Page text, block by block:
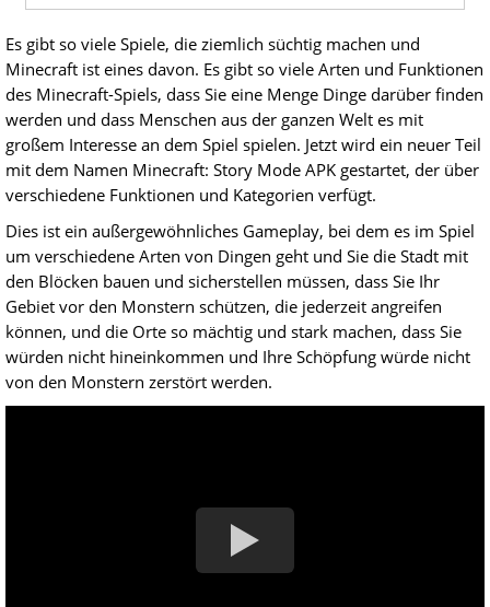
Es gibt so viele Spiele, die ziemlich süchtig machen und
Minecraft ist eines davon. Es gibt so viele Arten und Funktionen
des Minecraft-Spiels, dass Sie eine Menge Dinge darüber finden
werden und dass Menschen aus der ganzen Welt es mit
großem Interesse an dem Spiel spielen. Jetzt wird ein neuer Teil
mit dem Namen Minecraft: Story Mode APK gestartet, der über
verschiedene Funktionen und Kategorien verfügt.
Dies ist ein außergewöhnliches Gameplay, bei dem es im Spiel
um verschiedene Arten von Dingen geht und Sie die Stadt mit
den Blöcken bauen und sicherstellen müssen, dass Sie Ihr
Gebiet vor den Monstern schützen, die jederzeit angreifen
können, und die Orte so mächtig und stark machen, dass Sie
würden nicht hineinkommen und Ihre Schöpfung würde nicht
von den Monstern zerstört werden.